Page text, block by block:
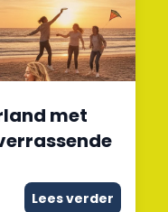
met
Lees verder